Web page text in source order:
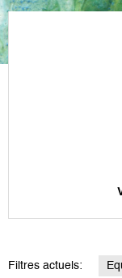
Filtres actuels: